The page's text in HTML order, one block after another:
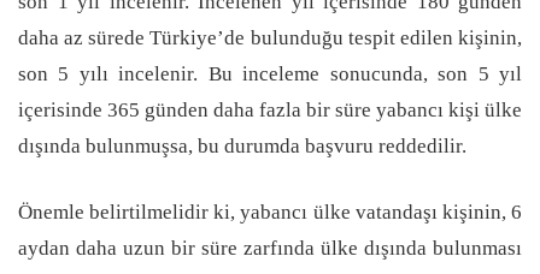
daha az sürede Türkiye’de bulunduğu tespit edilen kişinin,
son 5 yılı incelenir. Bu inceleme sonucunda, son 5 yıl
içerisinde 365 günden daha fazla bir süre yabancı kişi ülke
dışında bulunmuşsa, bu durumda başvuru reddedilir.
Önemle belirtilmelidir ki, yabancı ülke vatandaşı kişinin, 6
aydan daha uzun bir süre zarfında ülke dışında bulunması